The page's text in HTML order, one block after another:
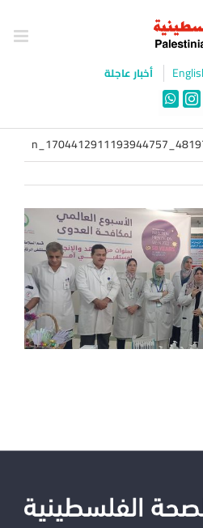
أخبار عاجلة
Instagram
WhatsApp